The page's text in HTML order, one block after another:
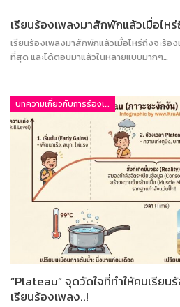
เรียนร้องเพลงมาสักพักแล้วเมื่อไห
เรียนร้องเพลงมาสักพักแล้วเมื่อไหร่ถึงจะร้อ
ที่สุด และได้ตอบมาแล้วในหลายแบบมากๆ…
บทความเกี่ยวกับการร้องเพลง
“Plateau” จุดวัดใจที่ทำให้คนเรียน
เรียนร้องเพลง..!